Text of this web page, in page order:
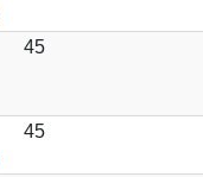
45
45